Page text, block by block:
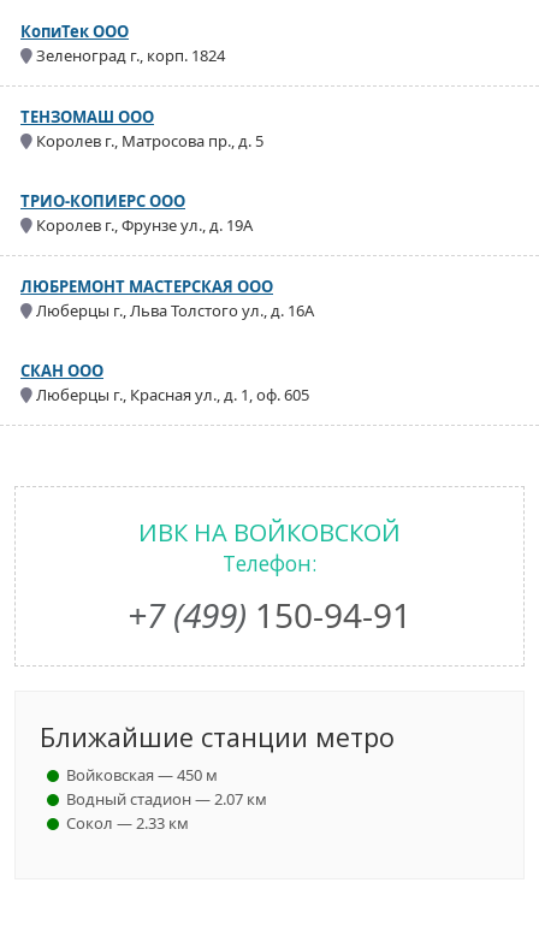
КопиТек ООО
Зеленоград г., корп. 1824
ТЕНЗОМАШ ООО
Королев г., Матросова пр., д. 5
ТРИО-КОПИЕРС ООО
Королев г., Фрунзе ул., д. 19А
ЛЮБРЕМОНТ МАСТЕРСКАЯ ООО
Люберцы г., Льва Толстого ул., д. 16А
СКАН ООО
Люберцы г., Красная ул., д. 1, оф. 605
ИВК НА ВОЙКОВСКОЙ
Телефон:
+7 (499) 150-94-91
Ближайшие станции метро
Войковская — 450 м
Водный стадион — 2.07 км
Сокол — 2.33 км